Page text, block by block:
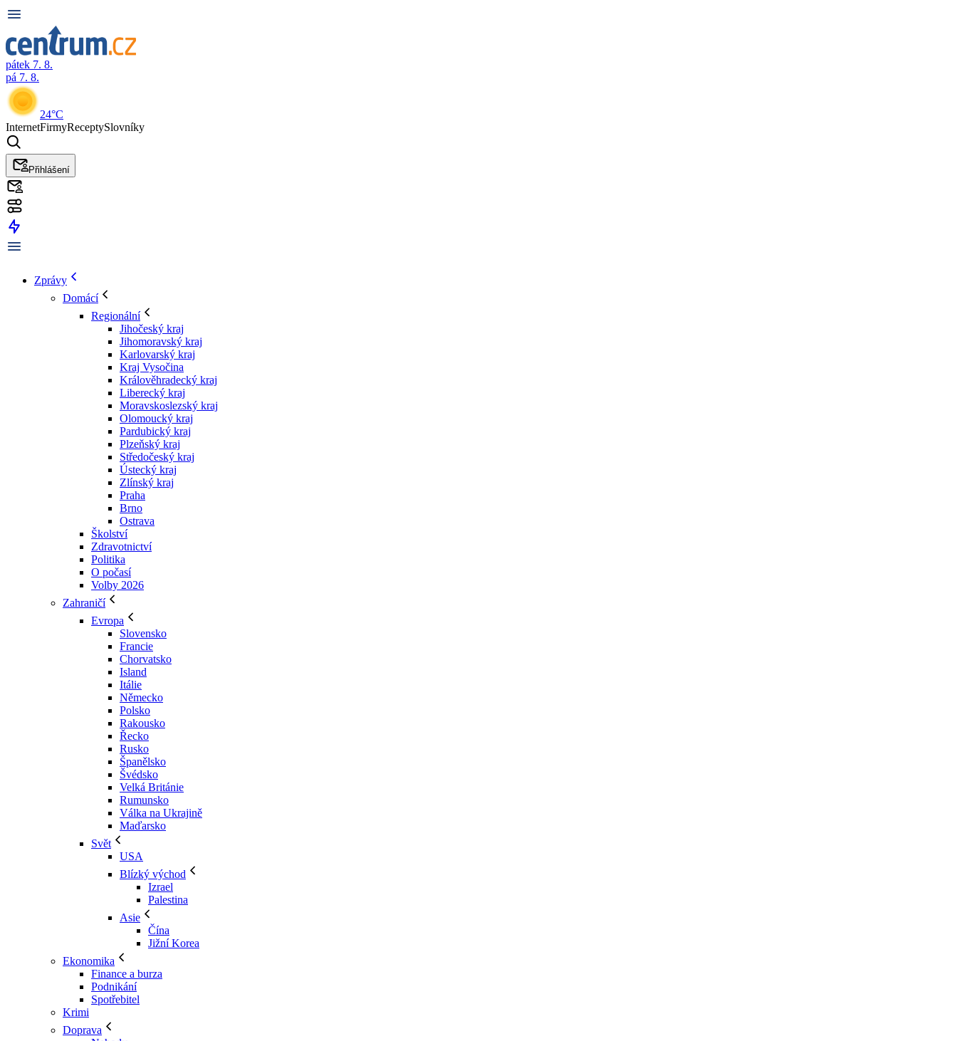
pátek 7. 8.
pá 7. 8.
24°C
InternetFirmyReceptySlovníky
Přihlášení
Zprávy
Domácí
Regionální
Jihočeský kraj
Jihomoravský kraj
Karlovarský kraj
Kraj Vysočina
Králověhradecký kraj
Liberecký kraj
Moravskoslezský kraj
Olomoucký kraj
Pardubický kraj
Plzeňský kraj
Středočeský kraj
Ústecký kraj
Zlínský kraj
Praha
Brno
Ostrava
Školství
Zdravotnictví
Politika
O počasí
Volby 2026
Zahraničí
Evropa
Slovensko
Francie
Chorvatsko
Island
Itálie
Německo
Polsko
Rakousko
Řecko
Rusko
Španělsko
Švédsko
Velká Británie
Rumunsko
Válka na Ukrajině
Maďarsko
Svět
USA
Blízký východ
Izrael
Palestina
Asie
Čína
Jižní Korea
Ekonomika
Finance a burza
Podnikání
Spotřebitel
Krimi
Doprava